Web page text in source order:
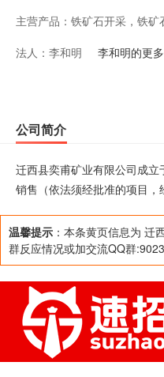
主营产品： 铁矿石开采，铁矿
门批准后方可开经
法人： 李和明 李和明的更
公司简介
迁西县奕甫矿业有限公司成
销售（依法须经批准的项目
温馨提示 ：本条黄页信息为 迁
群反应情况或加交流QQ群